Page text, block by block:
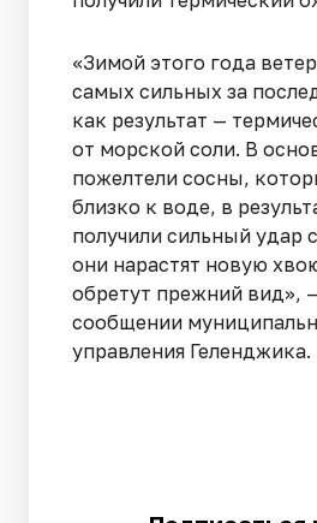
«Зимой этого года
самых сильных за
как результат —
от морской соли. В
пожелтели сосны,
близко к воде, в
получили сильный удар
они нарастят новую
обретут прежний вид»,
сообщении
управления Геленджика.